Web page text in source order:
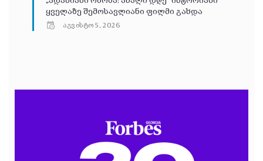
ყველაზე შემოსავლიანი ფილმი გახდა
აგვისტო 5, 2026